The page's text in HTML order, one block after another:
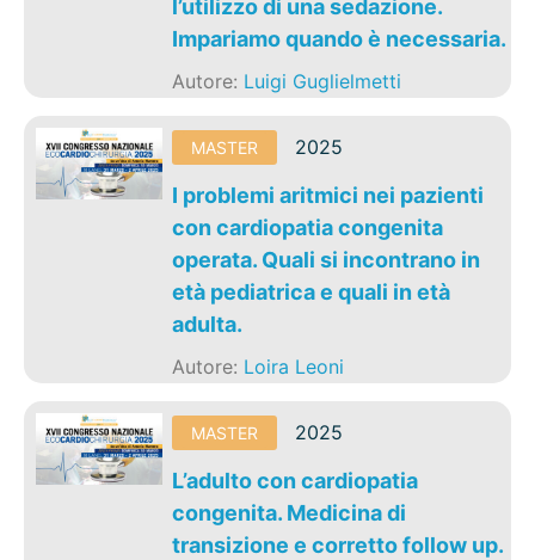
l’utilizzo di una sedazione.
Impariamo quando è necessaria.
Autore: Luigi Guglielmetti
MASTER 2025
I problemi aritmici nei pazienti
con cardiopatia congenita
operata. Quali si incontrano in
età pediatrica e quali in età
adulta.
Autore: Loira Leoni
MASTER 2025
L’adulto con cardiopatia
congenita. Medicina di
transizione e corretto follow up.